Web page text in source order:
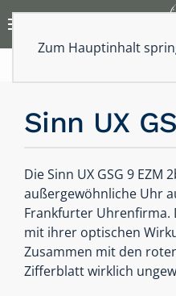
Zum Hauptinhalt
Sinn UX
Die Sinn UX GSG 9 EZM
außergewöhnliche Uhr
Frankfurter Uhrenfirma.
mit ihrer optischen
Zusammen mit den
Zifferblatt wirklich